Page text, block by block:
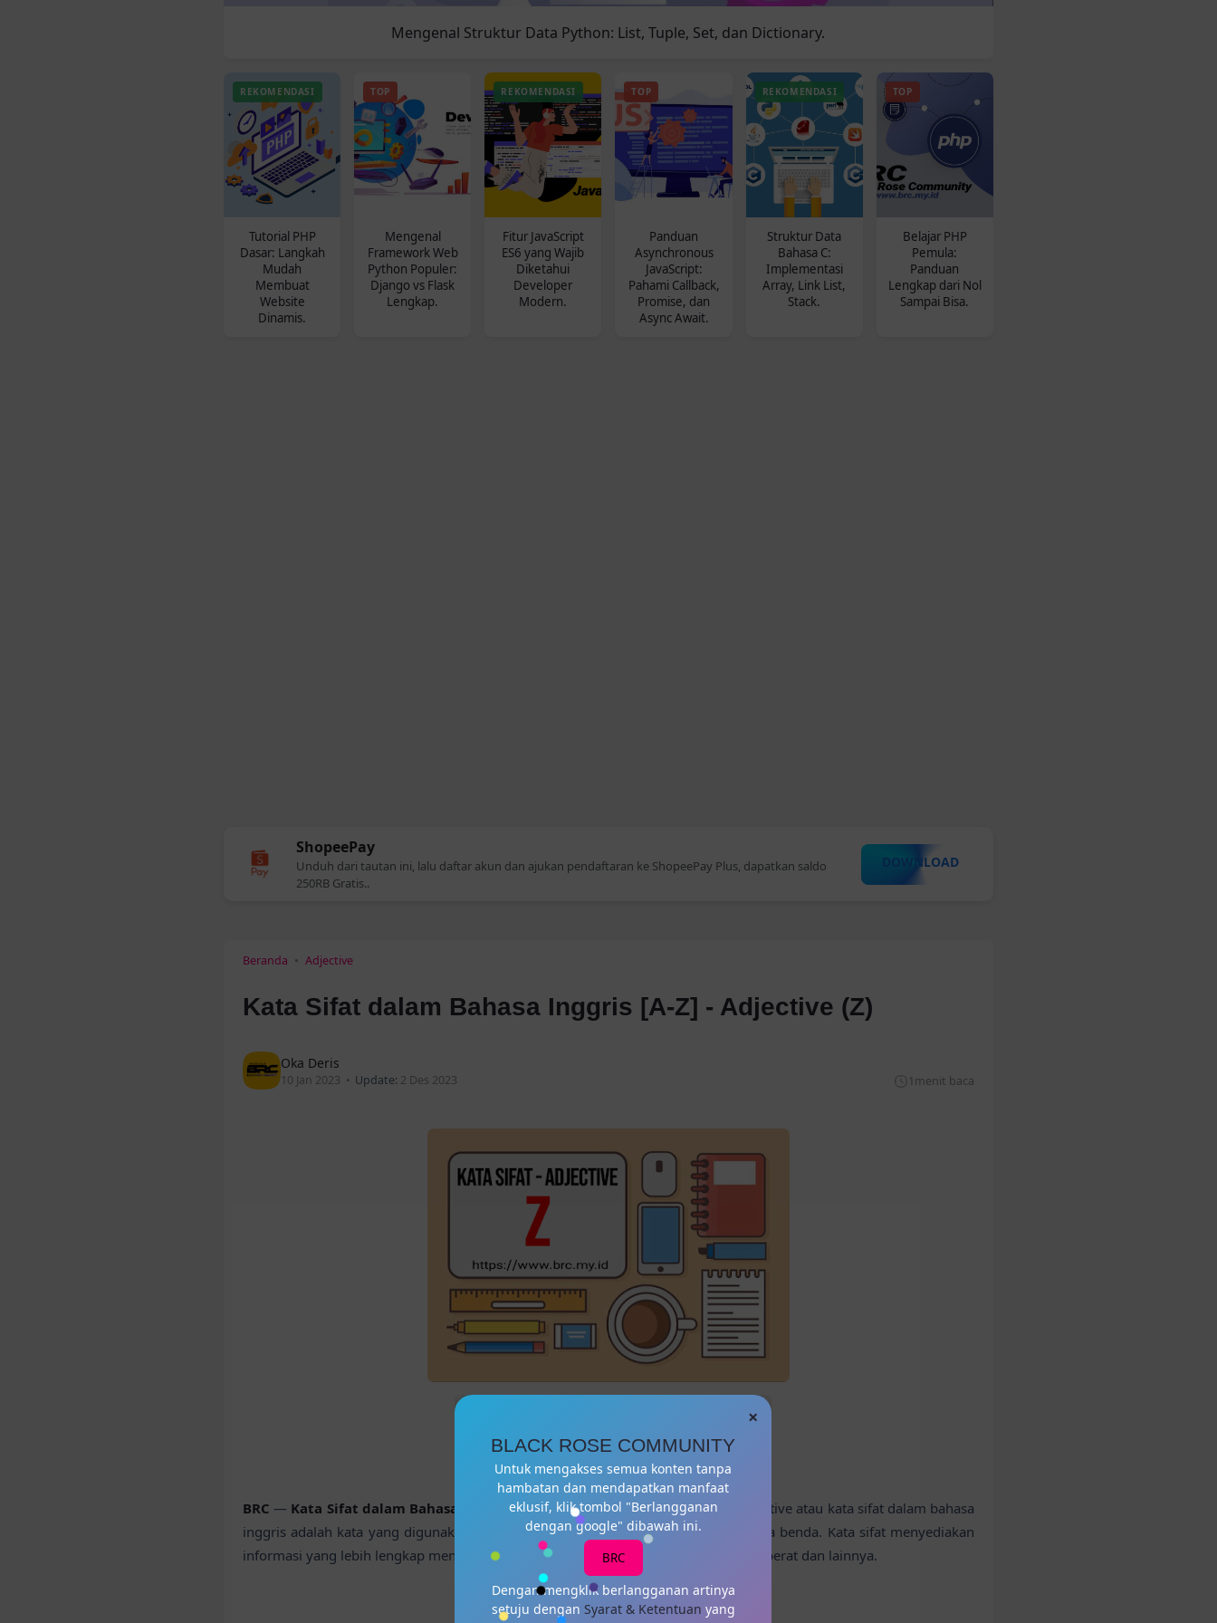
Mengenal Struktur Data Python: List, Tuple, Set, dan Dictionary.
REKOMENDASI
Tutorial PHP
Dasar: Langkah
Mudah
Membuat
Website
Dinamis.
TOP
Mengenal
Framework Web
Python Populer:
Django vs Flask
Lengkap.
REKOMENDASI
Fitur JavaScript
ES6 yang Wajib
Diketahui
Developer
Modern.
TOP
Panduan
Asynchronous
JavaScript:
Pahami Callback,
Promise, dan
Async Await.
REKOMENDASI
Struktur Data
Bahasa C:
Implementasi
Array, Link List,
Stack.
TOP
Belajar PHP
Pemula:
Panduan
Lengkap dari Nol
Sampai Bisa.
×
BLACK ROSE COMMUNITY
Untuk mengakses semua konten tanpa
hambatan dan mendapatkan manfaat
eklusif, klik tombol "Berlangganan
dengan google" dibawah ini.
BRC
Dengan mengklik berlangganan artinya
setuju dengan Syarat & Ketentuan yang
Bank Neo Commerce - BNC
Unduh dan mendaftar akun baru, dapatkan hadiah eksklusif pengguna baru hingga 20 Juta! (Promo
terbatas)
DOWNLOAD
Beranda Adjective
Kata Sifat dalam Bahasa Inggris [A-Z] - Adjective (Z)
Oka Deris
10 Jan 2023 Update: 2 Des 2023 1 menit baca
BRC — Kata Sifat dalam Bahasa Inggris [A-Z] - Adjective (Z)— Pengertian adjective atau kata sifat dalam bahasa
inggris adalah kata yang digunakan untuk mendeskripsikan atau memodifikasi kata benda. Kata sifat menyediakan
informasi yang lebih lengkap mengenai kata benda, seperti ukuran, warna, bentuk, berat dan lainnya.